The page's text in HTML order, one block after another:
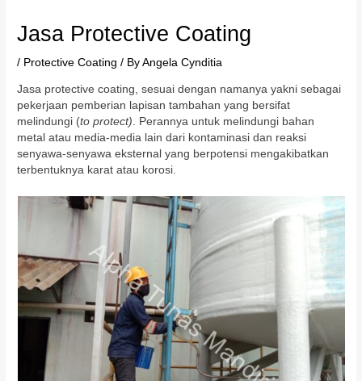
Jasa Protective Coating
/ Protective Coating / ByAngela Cynditia
Jasa protective coating, sesuai dengan namanya yakni sebagai
pekerjaan pemberian lapisan tambahan yang bersifat
melindungi (to protect) . Perannya untuk melindungi bahan
metal atau media-media lain dari kontaminasi dan reaksi
senyawa-senyawa eksternal yang berpotensi mengakibatkan
terbentuknya karat atau korosi.